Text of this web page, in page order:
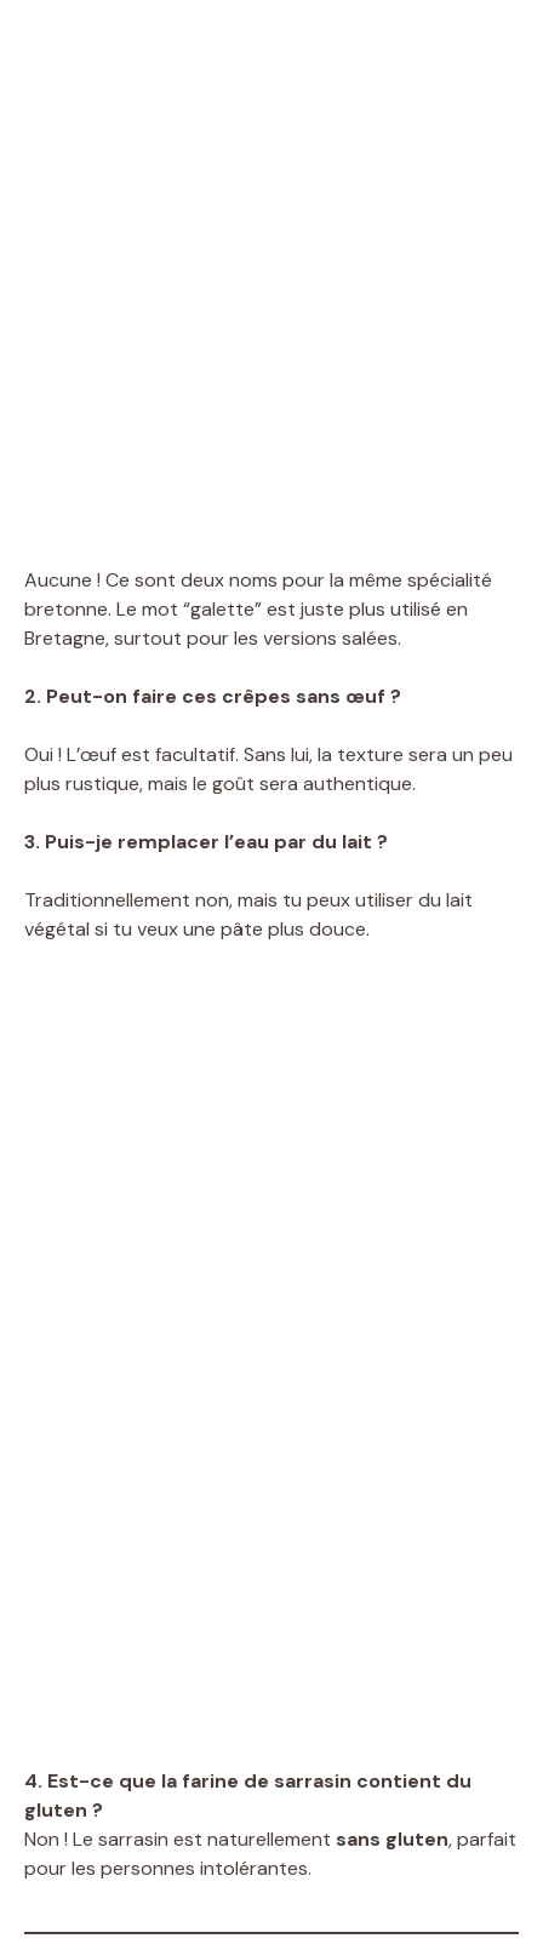
Aucune ! Ce sont deux noms pour la même spécialité
bretonne. Le mot “galette” est juste plus utilisé en
Bretagne, surtout pour les versions salées.
2. Peut-on faire ces crêpes sans œuf ?
Oui ! L’œuf est facultatif. Sans lui, la texture sera un peu
plus rustique, mais le goût sera authentique.
3. Puis-je remplacer l’eau par du lait ?
Traditionnellement non, mais tu peux utiliser du lait
végétal si tu veux une pâte plus douce.
4. Est-ce que la farine de sarrasin contient du
gluten ?
Non ! Le sarrasin est naturellement sans gluten, parfait
pour les personnes intolérantes.